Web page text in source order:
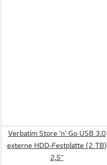
Verbatim Store 'n' Go USB 3.0
externe HDD-Festplatte (2 TB)
2,5"